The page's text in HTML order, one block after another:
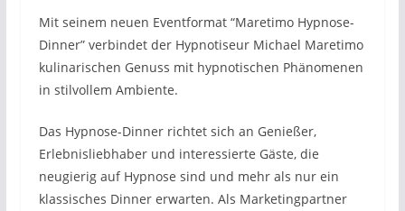
Mit seinem neuen Eventformat “Maretimo Hypnose-
Dinner” verbindet der Hypnotiseur Michael Maretimo
kulinarischen Genuss mit hypnotischen Phänomenen
in stilvollem Ambiente.
Das Hypnose-Dinner richtet sich an Genießer,
Erlebnisliebhaber und interessierte Gäste, die
neugierig auf Hypnose sind und mehr als nur ein
klassisches Dinner erwarten. Als Marketingpartner